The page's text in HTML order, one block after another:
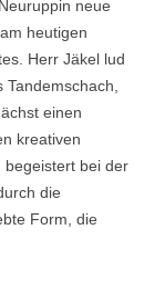
neue
heutigen
Herr Jäkel lud
einen
kreativen
begeistert bei der
die
Form, die